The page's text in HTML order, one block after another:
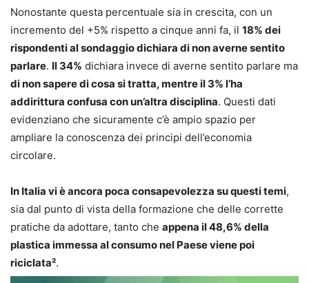
Nonostante questa percentuale sia in crescita, con un
incremento del +5% rispetto a cinque anni fa, il 18% dei
rispondenti al sondaggio dichiara di non averne sentito
parlare. Il 34% dichiara invece di averne sentito parlare ma
di non sapere di cosa si tratta, mentre il 3% l’ha
addirittura confusa con un’altra disciplina. Questi dati
evidenziano che sicuramente c’è ampio spazio per
ampliare la conoscenza dei principi dell’economia
circolare.
In Italia vi è ancora poca consapevolezza su questi temi,
sia dal punto di vista della formazione che delle corrette
pratiche da adottare, tanto che appena il 48,6% della
plastica immessa al consumo nel Paese viene poi
riciclata².